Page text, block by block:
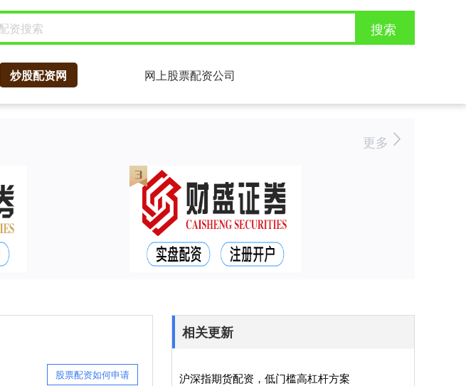
搜索
炒股配资网 网上股票配资公司
更多
股票配资如何申请
相关更新
沪深指期货配资，低门槛高杠杆方案